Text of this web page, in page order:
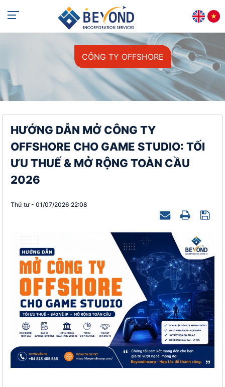
+84 813 405 565
support@beyondincorp.com
CÔNG TY OFFSHORE
HƯỚNG DẪN MỞ CÔNG TY
OFFSHORE CHO GAME STUDIO: TỐI
ƯU THUẾ & MỞ RỘNG TOÀN CẦU
2026
Thứ tư - 01/07/2026 22:08